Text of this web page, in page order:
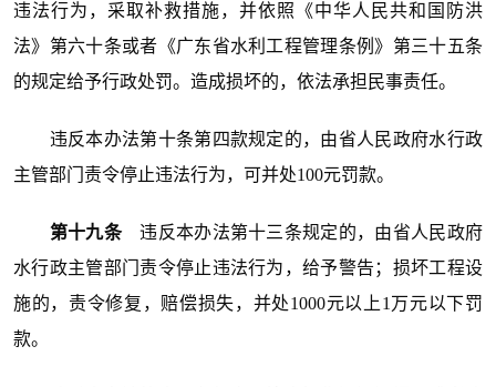
违法行为，采取补救措施，并依照《中华人民共和国防洪
法》第六十条或者《广东省水利工程管理条例》第三十五条
的规定给予行政处罚。造成损坏的，依法承担民事责任。
违反本办法第十条第四款规定的，由省人民政府水行政
主管部门责令停止违法行为，可并处100元罚款。
第十九条违反本办法第十三条规定的，由省人民政府
水行政主管部门责令停止违法行为，给予警告；损坏工程设
施的，责令修复，赔偿损失，并处1000元以上1万元以下罚
款。